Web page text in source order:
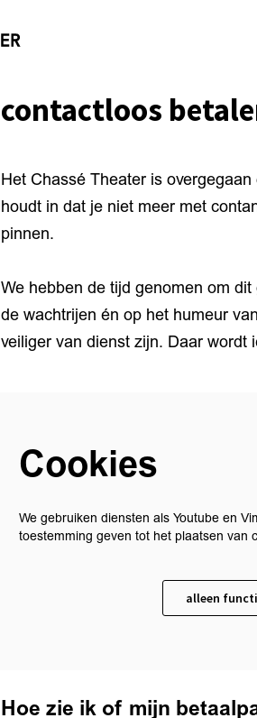
contactloos
Het Chassé Theater is overgegaan
houdt in dat je niet meer met
pinnen.
We hebben de tijd genomen om
de wachtrijen én op het humeur
veiliger van dienst zijn. Daar wordt
Cookies
We gebruiken diensten als Youtube en
toestemming geven tot het plaatsen van
alleen
Hoe zie ik of mijn